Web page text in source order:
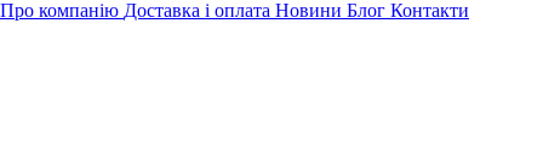
Про компанію Доставка і оплата Новини Блог Контакти